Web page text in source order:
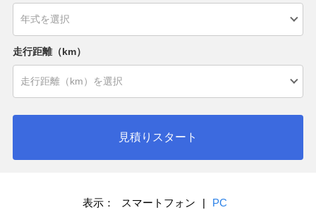
走行距離（km）
見積りスタート
表示： スマートフォン | PC